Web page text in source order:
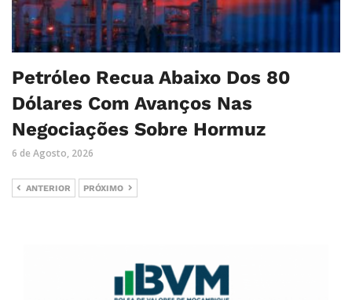
Petróleo Recua Abaixo Dos 80
Dólares Com Avanços Nas
Negociações Sobre Hormuz
6 de Agosto, 2026
ANTERIOR PRÓXIMO